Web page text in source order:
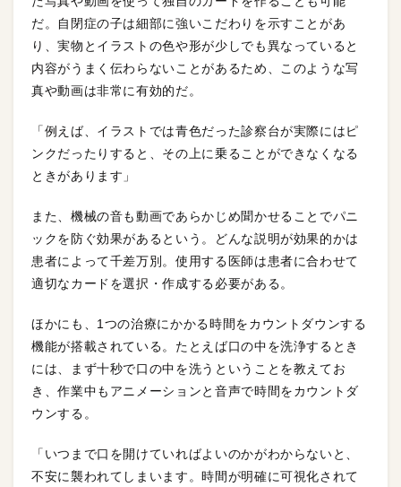
だ。自閉症の子は細部に強いこだわりを示すことがあ
り、実物とイラストの色や形が少しでも異なっていると
内容がうまく伝わらないことがあるため、このような写
真や動画は非常に有効的だ。
「例えば、イラストでは青色だった診察台が実際にはピ
ンクだったりすると、その上に乗ることができなくなる
ときがあります」
また、機械の音も動画であらかじめ聞かせることでパニ
ックを防ぐ効果があるという。どんな説明が効果的かは
患者によって千差万別。使用する医師は患者に合わせて
適切なカードを選択・作成する必要がある。
ほかにも、1つの治療にかかる時間をカウントダウンする
機能が搭載されている。たとえば口の中を洗浄するとき
には、まず十秒で口の中を洗うということを教えてお
き、作業中もアニメーションと音声で時間をカウントダ
ウンする。
「いつまで口を開けていればよいのかがわからないと、
不安に襲われてしまいます。時間が明確に可視化されて